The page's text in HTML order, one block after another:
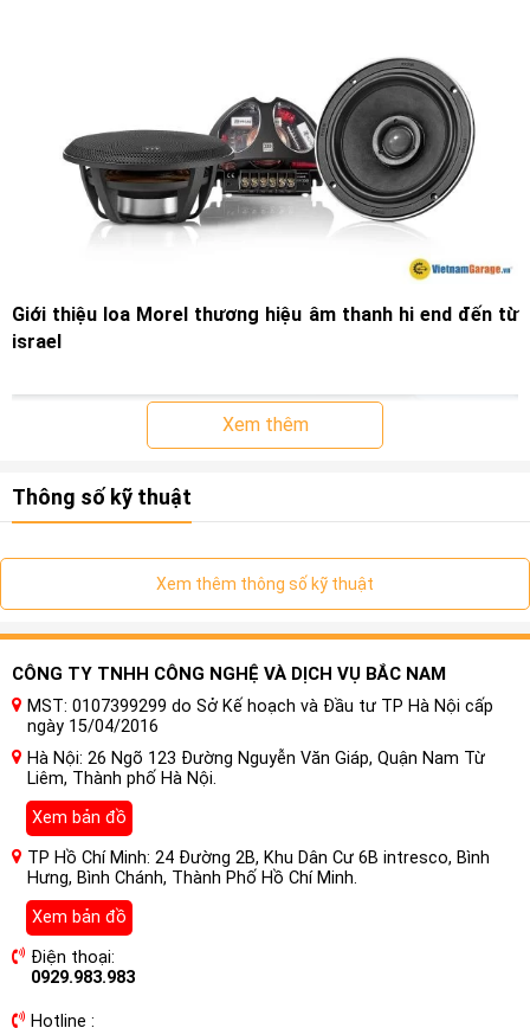
Giới thiệu loa Morel thương hiệu âm thanh hi end đến từ
israel
Giờ đây, ở thế hệ thứ năm, các hệ thống Hybrid và Hybrid
Integra mới mang đến trải nghiệm nghe tinh tế hơn, khiến bạn
say đắm với những cảm xúc chân thực khi nghe nhạc
sống. Sự cân bằng tinh tế giữa độ phân giải, sức mạnh và hiệu
quả của chúng đã được tối ưu hóa hơn nữa để vượt quá
mong đợi bất kể bạn yêu thích thể loại nhạc nào.
Xem thêm
Thông số kỹ thuật
Xem thêm thông số kỹ thuật
CÔNG TY TNHH CÔNG NGHỆ VÀ DỊCH VỤ BẮC NAM
MST: 0107399299 do Sở Kế hoạch và Đầu tư TP Hà Nội cấp
ngày 15/04/2016
Hà Nội: 26 Ngõ 123 Đường Nguyễn Văn Giáp, Quận Nam Từ
Liêm, Thành phố Hà Nội.
Xem bản đồ
TP Hồ Chí Minh: 24 Đường 2B, Khu Dân Cư 6B intresco, Bình
Hưng, Bình Chánh, Thành Phố Hồ Chí Minh.
Xem bản đồ
Điện thoại:
0929.983.983
Hotline :